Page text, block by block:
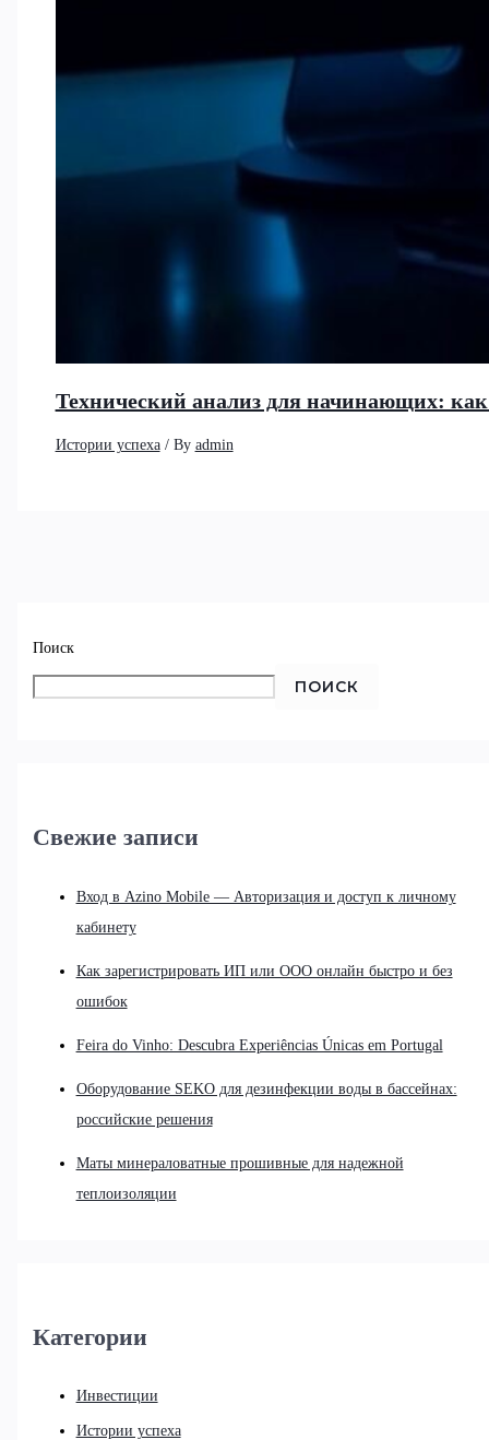
Поиск
ПОИСК
Свежие записи
Вход в Azino Mobile — Авторизация и доступ к личному
кабинету
Как зарегистрировать ИП или ООО онлайн быстро и без
ошибок
Feira do Vinho: Descubra Experiências Únicas em Portugal
Оборудование SEKO для дезинфекции воды в бассейнах:
российские решения
Маты минераловатные прошивные для надежной
теплоизоляции
Категории
Инвестиции
Истории успеха
Технический анализ для начинающих:
Истории успеха/ By admin